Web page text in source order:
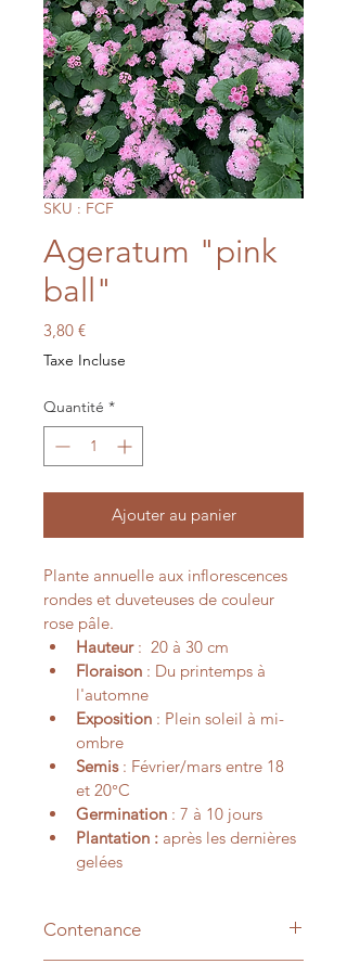
SKU : FCF
Ageratum "pink
ball"
3,80 €Prix
Taxe Incluse
Quantité *
Ajouter au panier
Plante annuelle aux inflorescences
rondes et duveteuses de couleur
rose pâle.
Hauteur :  20 à 30 cm
Floraison : Du printemps à
l'automne
Exposition : Plein soleil à mi-
ombre
Semis : Février/mars entre 18
et 20°C
Germination : 7 à 10 jours
Plantation : après les dernières
gelées
Contenance